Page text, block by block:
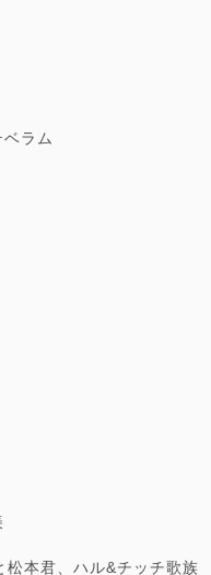
ラム
本君、ハル&チッチ歌族